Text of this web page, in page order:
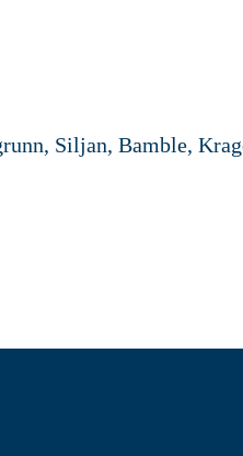
Siljan, Bamble,